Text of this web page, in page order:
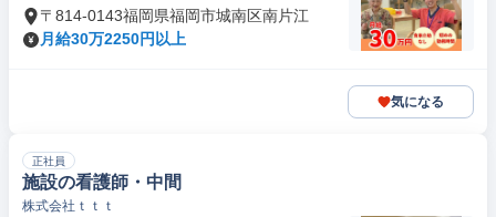
〒814-0143福岡県福岡市城南区南片江
月給30万2250円以上
気になる
正社員
施設の看護師・中間
株式会社ｔｔｔ